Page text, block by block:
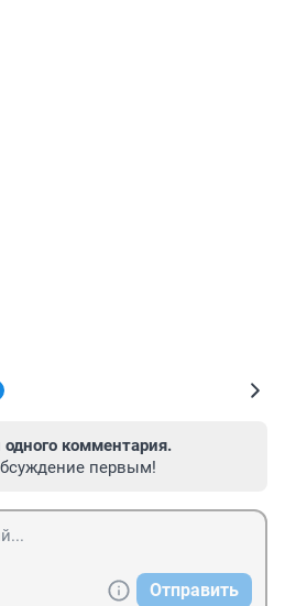
комментария.
первым!
Отправить